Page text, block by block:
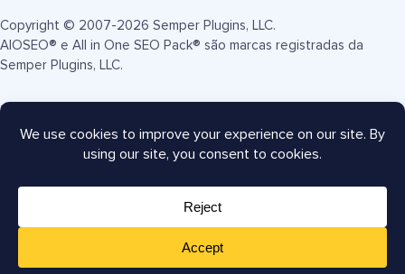
Copyright © 2007-2026 Semper Plugins, LLC.
AIOSEO® e All in One SEO Pack® são marcas registradas da
Semper Plugins, LLC.
Termos de Serviço
Mapa do site
Cupom AIOSEO